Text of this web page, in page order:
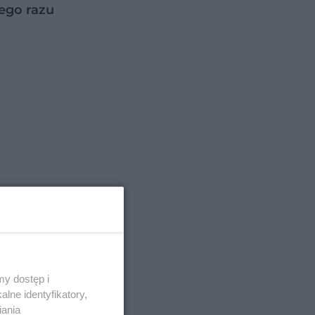
razu
dostęp i
identyfikatory,